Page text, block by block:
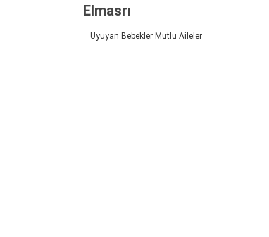
Elmasrı
Uyuyan Bebekler Mutlu Aileler